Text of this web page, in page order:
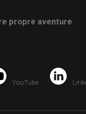
propre aventure
YouTube